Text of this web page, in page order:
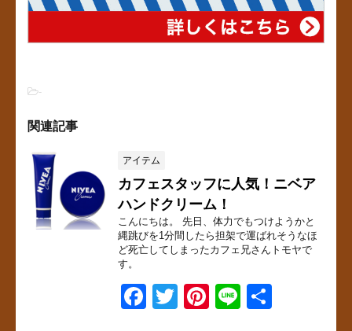
-
関連記事
アイテム
カフェスタッフに人気！ニベア
ハンドクリーム！
こんにちは。 先日、体力でもつけようかと
縄跳びを1分間したら担架で運ばれそうなほ
ど死亡してしまったカフェ兄さんトモヤで
す。
F
T
Pi
Li